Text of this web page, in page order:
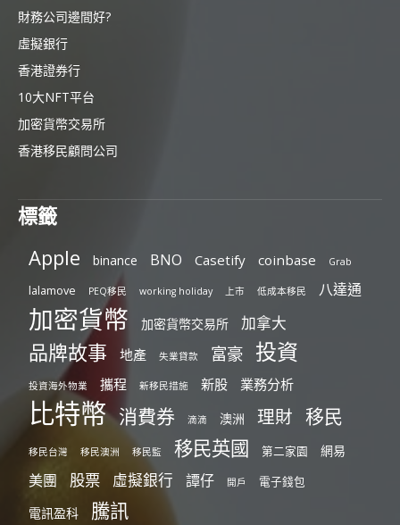
財務公司邊間好?
虛擬銀行
香港證券行
10大NFT平台
加密貨幣交易所
香港移民顧問公司
標籤
Apple binance BNO Casetify coinbase Grab
lalamove PEQ移民 working holiday 上市 低成本移民 八達通
加密貨幣 加密貨幣交易所 加拿大
品牌故事 地產 失業貸款 富豪 投資
投資海外物業 攜程 新移民措施 新股 業務分析
比特幣 消費券 滴滴 澳洲 理財 移民
移民台灣 移民澳洲 移民監 移民英國 第二家園 網易
美團 股票 虛擬銀行 譚仔 開戶 電子錢包
電訊盈科 騰訊